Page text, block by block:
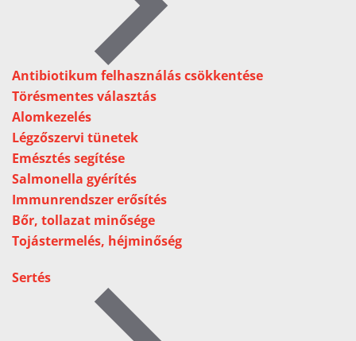
Antibiotikum felhasználás csökkentése
Törésmentes választás
Alomkezelés
Légzőszervi tünetek
Emésztés segítése
Salmonella gyérítés
Immunrendszer erősítés
Bőr, tollazat minősége
Tojástermelés, héjminőség
Sertés